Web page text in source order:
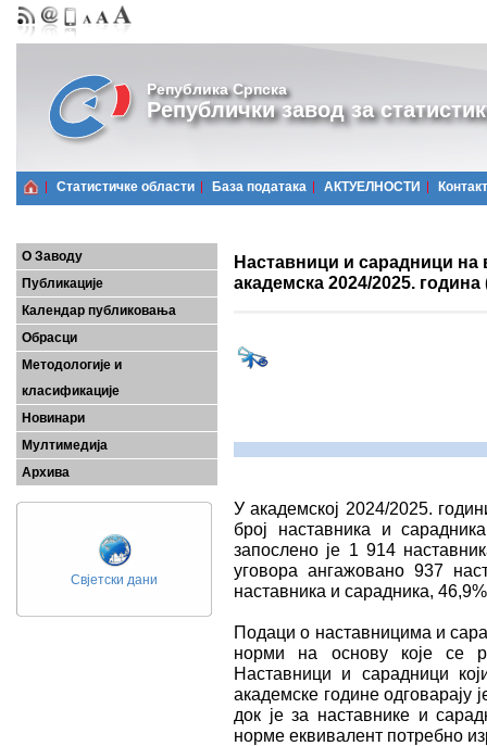
Република Српска
Републички завод за
Статистичке области Базa података АКТУЕЛНОСТИ Контакт
О Заводу
Публикације
Календар публиковања
Обрасци
Методологије и
класификације
Новинари
Мултимедија
Архива
Свјетски дани
Наставници и сарадници
академска 2024/2025.
У академској 2024/2025.
број наставника и
запосленo је 1 914
уговора ангажовано 937
наставника и сарадника,
Подаци о наставницима и
норми на основу које се
Наставници и сарадници
академске године одговарају
док је за наставнике и
норме еквивалент потребно